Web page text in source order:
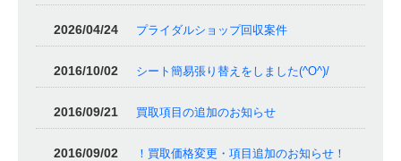
2026/04/24 プライダルショップ回収案件
2016/10/02 シート簡易張り替えをしました(^O^)/
2016/09/21 買取項目の追加のお知らせ
2016/09/02 ！買取価格変更・項目追加のお知らせ！